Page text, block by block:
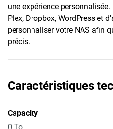
une expérience
Plex, Dropbox, WordPress et
personnaliser votre NAS afin
précis.
Caractéristiques
Capacity
0 To